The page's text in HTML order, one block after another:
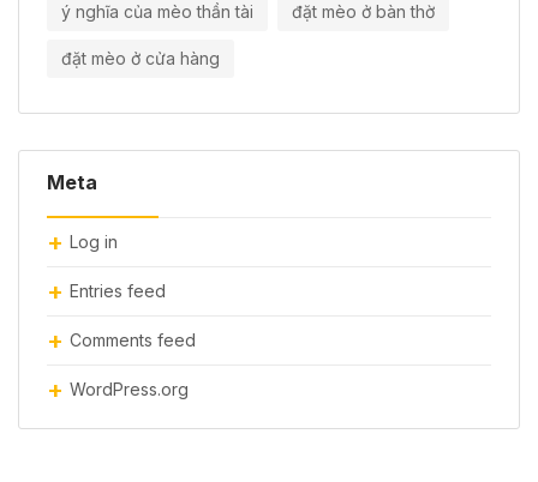
ý nghĩa của mèo thần tài đặt mèo ở bàn thờ
đặt mèo ở cửa hàng
Meta
Log in
Entries feed
Comments feed
WordPress.org